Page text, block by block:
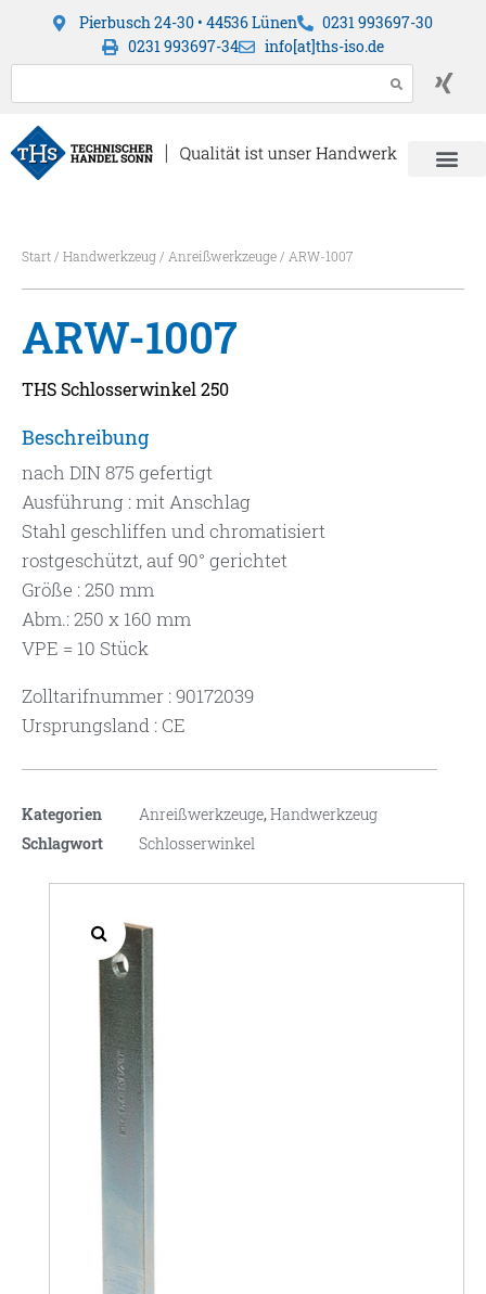
Pierbusch 24-30 • 44536 Lünen
0231 993697-30
0231 993697-34
info[at]ths-iso.de
Start/ Handwerkzeug/ Anreißwerkzeuge/ ARW-1007
ARW-1007
THS Schlosserwinkel 250
Beschreibung
nach DIN 875 gefertigt
Ausführung : mit Anschlag
Stahl geschliffen und chromatisiert
rostgeschützt, auf 90° gerichtet
Größe : 250 mm
Abm.: 250 x 160 mm
VPE = 10 Stück
Zolltarifnummer : 90172039
Ursprungsland : CE
Kategorien Anreißwerkzeuge,Handwerkzeug
Schlagwort
Schlosserwinkel